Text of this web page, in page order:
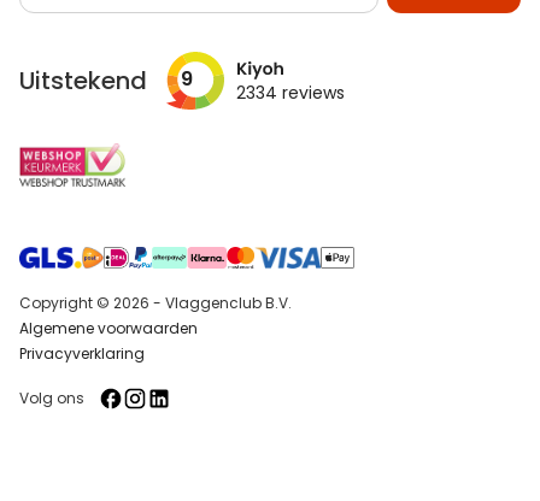
op
Uitstekend 9 2334 reviews
Copyright © 2026 - Vlaggenclub B.V.
Algemene voorwaarden
Privacyverklaring
Volg ons